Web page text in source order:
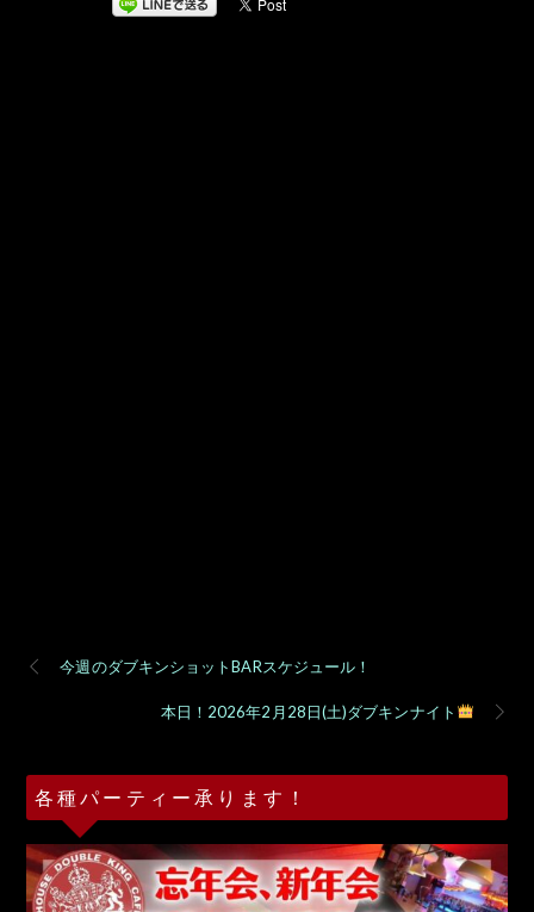
今週のダブキンショットBARスケジュール！
本日！2026年2月28日(土)ダブキンナイト
各種パーティー承ります！